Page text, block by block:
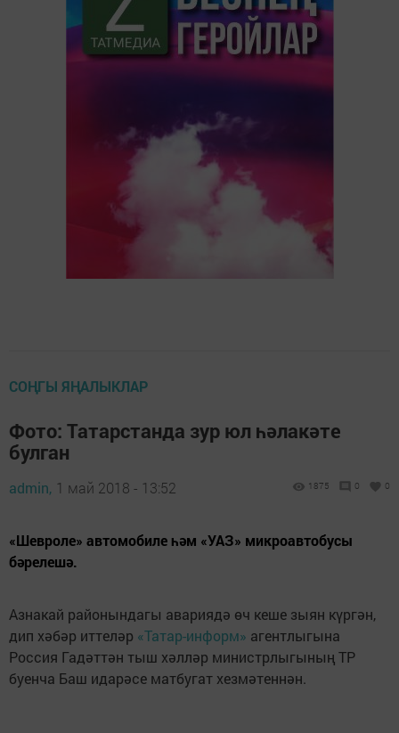
СОҢГЫ ЯҢАЛЫКЛАР
Фото: Татарстанда зур юл һәлакәте
булган
admin, 1 май 2018 - 13:52 1875 0 0
«Шевроле» автомобиле һәм «УАЗ» микроавтобусы
бәрелешә.
Азнакай районындагы авариядә өч кеше зыян күргән,
дип хәбәр иттеләр «Татар-информ» агентлыгына
Россия Гадәттән тыш хәлләр министрлыгының ТР
буенча Баш идарәсе матбугат хезмәтеннән.